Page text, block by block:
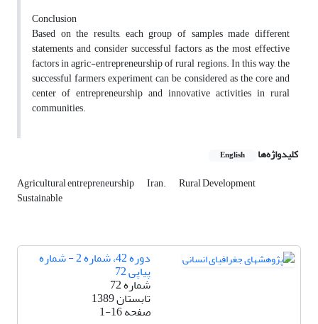
Conclusion
Based on the results, each group of samples made different
statements and consider successful factors as the most effective
factors in agric-entrepreneurship of rural regions. In this way, the
successful farmers experiment can be considered as the core and
center of entrepreneurship and innovative activities in rural
communities.
کلیدواژه‌ها English
Agricultural entrepreneurship Iran. Rural Development
Sustainable
دوره 42، شماره 2 - شماره
پیاپی 72
شماره 72
تابستان 1389
صفحه1-16